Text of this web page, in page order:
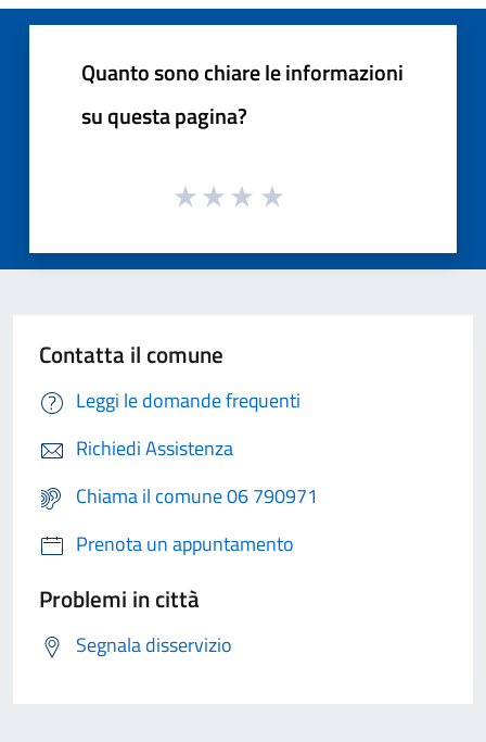
Quanto sono chiare le informazioni
su questa pagina?
Contatta il comune
Leggi le domande frequenti
Richiedi Assistenza
Chiama il comune 06 790971
Prenota un appuntamento
Problemi in città
Segnala disservizio